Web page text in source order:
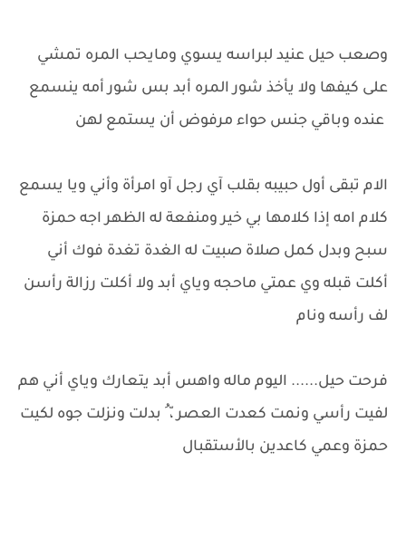
وصعب حيل عنيد لبراسه يسوي ومايحب المره تمشي
على كيفها ولا يأخذ شور المره أبد بس شور أمه ينسمع
عنده وباقي جنس حواء مرفوض أن يستمع لهن
الام تبقى أول حبيبه بقلب آي رجل آو امرأة وأني ويا يسمع
كلام امه إذا كلامها بي خير ومنفعة له الظهر اجه حمزة
سبح وبدل كمل صلاة صبيت له الغدة تغدة فوك أني
أكلت قبله وي عمتي ماحجه وياي أبد ولا أكلت رزالة رأسن
لف رأسه ونام
فرحت حيل...... اليوم ماله واهس أبد يتعارك وياي أني هم
لفيت رأسي ونمت كعدت العصر ،ّ ُ بدلت ونزلت جوه لكيت
حمزة وعمي كاعدين بالأستقبال